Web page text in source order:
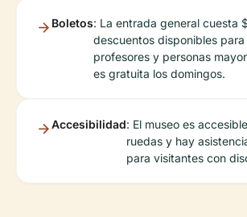
Boletos: La entrada general cuesta
descuentos disponibles
profesores y personas
es gratuita los domingos.
Accesibilidad: El museo es
ruedas y hay
para visitantes con